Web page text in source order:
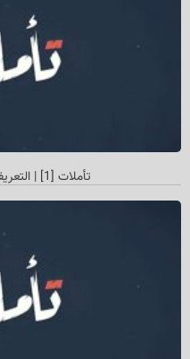
تأملات [1] | التعريف بمذهب التحريف [3]